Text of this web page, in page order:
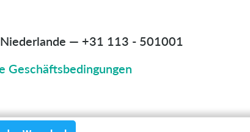
— +31 113 - 501001
Geschäftsbedingungen